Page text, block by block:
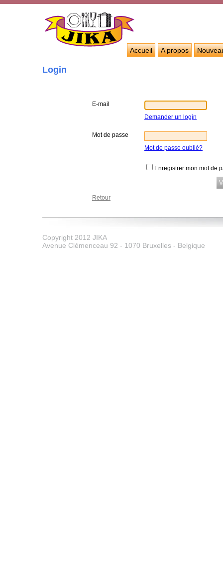
Accueil A propos
Login
E-mail
Demander un login
Mot de passe
Mot de passe oublié?
Enregistrer mon mot de
Retour
Copyright 2012 JIKA
Avenue Clémenceau 92 - 1070 Bruxelles - Belgique